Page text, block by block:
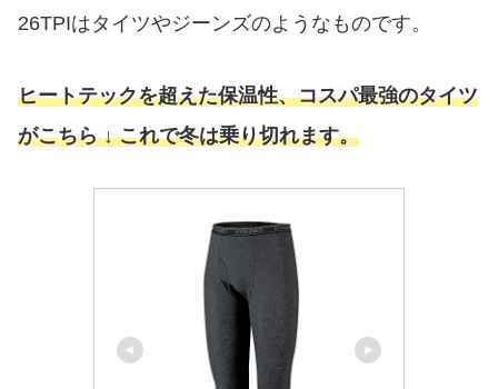
26TPIはタイツやジーンズのようなものです。
ヒートテックを超えた保温性、コスパ最強のタイツ
がこちら ↓ これで冬は乗り切れます。